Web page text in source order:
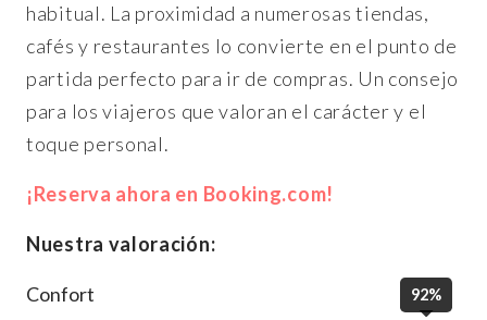
habitual. La proximidad a numerosas tiendas,
cafés y restaurantes lo convierte en el punto de
partida perfecto para ir de compras. Un consejo
para los viajeros que valoran el carácter y el
toque personal.
¡Reserva ahora en Booking.com!
Nuestra valoración:
Confort 92%